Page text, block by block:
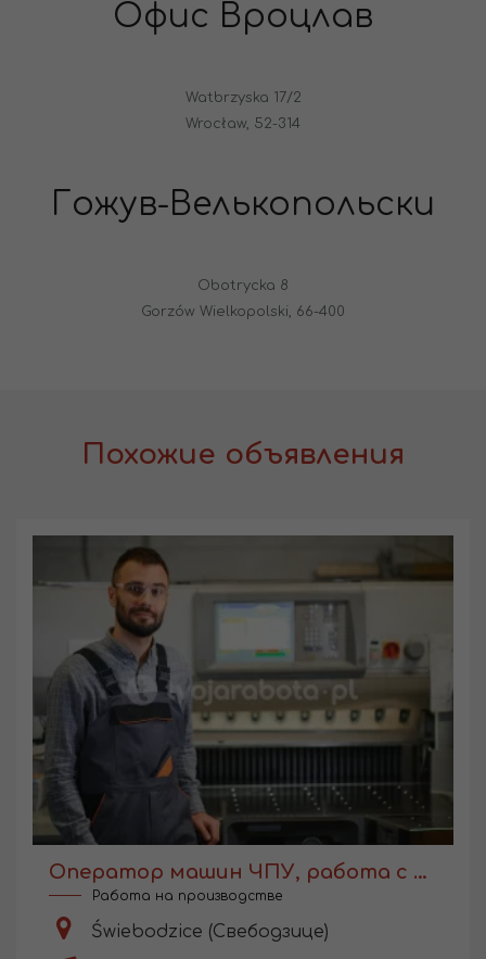
Офис Вроцлав
Watbrzyska 17/2
Wrocław, 52-314
Гожув-Велькопольски
Obotrycka 8
Gorzów Wielkopolski, 66-400
Похожие объявления
Оператор машин ЧПУ, работа с обучением
Работа на производстве
Świebodzice (Свебодзице)